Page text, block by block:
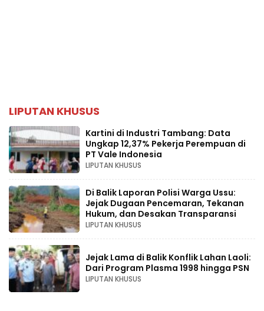
LIPUTAN KHUSUS
Kartini di Industri Tambang: Data
Ungkap 12,37% Pekerja Perempuan di
PT Vale Indonesia
LIPUTAN KHUSUS
Di Balik Laporan Polisi Warga Ussu:
Jejak Dugaan Pencemaran, Tekanan
Hukum, dan Desakan Transparansi
LIPUTAN KHUSUS
Jejak Lama di Balik Konflik Lahan Laoli:
Dari Program Plasma 1998 hingga PSN
LIPUTAN KHUSUS